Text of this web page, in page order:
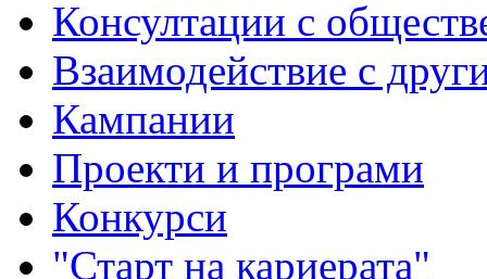
Консултации с
Взаимодействие с
Кампании
Проекти и програми
Конкурси
"Старт на кариерата"